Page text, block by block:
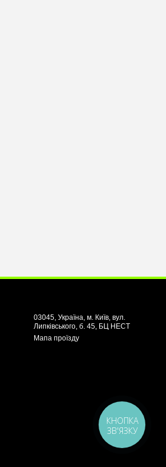
03045, Україна, м. Київ, вул.
Липківського, б. 45, БЦ НЕСТ
Мапа проїзду
КНОПКА
ЗВ'ЯЗКУ